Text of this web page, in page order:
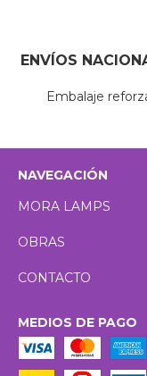
ENVÍOS
Embalaje
NAVEGACIÓN
MORA LAMPS
OBRAS
CONTACTO
MEDIOS DE PAGO